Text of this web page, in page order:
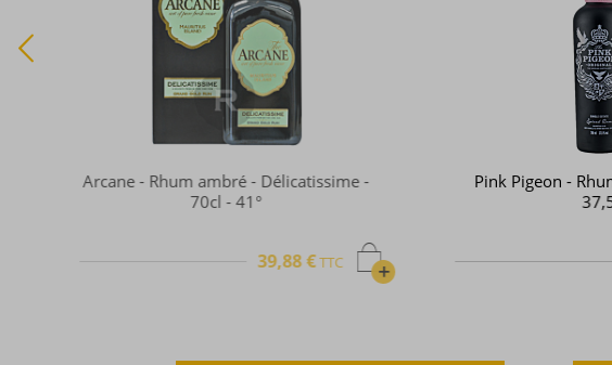
+
TTC
Pink Pigeon - Rhum ambré - 70cl -
35,71 €TTC